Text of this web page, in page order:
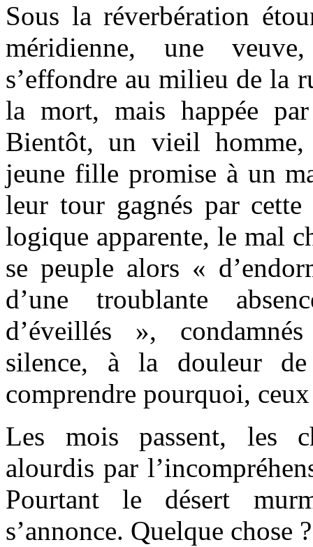
Sous la réverbération
méridienne, une
s’effondre au milieu de la
la mort, mais happée
Bientôt, un vieil
jeune fille promise à un
leur tour gagnés par cette
logique apparente, le mal
se peuple alors «
d’une troublante
d’éveillés »,
silence, à la douleur de
comprendre pourquoi,
Les mois passent, les
alourdis par
Pourtant le désert
s’annonce. Quelque chose